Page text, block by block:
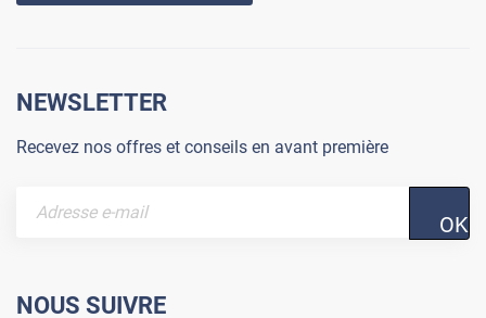
NEWSLETTER
Recevez nos offres et conseils en avant première
OK
NOUS SUIVRE